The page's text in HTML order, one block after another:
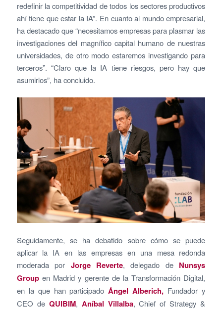
redefinir la competitividad de todos los sectores productivos
ahí tiene que estar la IA”. En cuanto al mundo empresarial,
ha destacado que “necesitamos empresas para plasmar las
investigaciones del magnífico capital humano de nuestras
universidades, de otro modo estaremos investigando para
terceros”. “Claro que la IA tiene riesgos, pero hay que
asumirlos”, ha concluido.
Seguidamente, se ha debatido sobre cómo se puede
aplicar la IA en las empresas en una mesa redonda
moderada por Jorge Reverte, delegado de Nunsys
Group en Madrid y gerente de la Transformación Digital,
en la que han participadoÁngel Alberich, Fundador y
CEO de QUIBIM, Aníbal Villalba, Chief of Strategy &